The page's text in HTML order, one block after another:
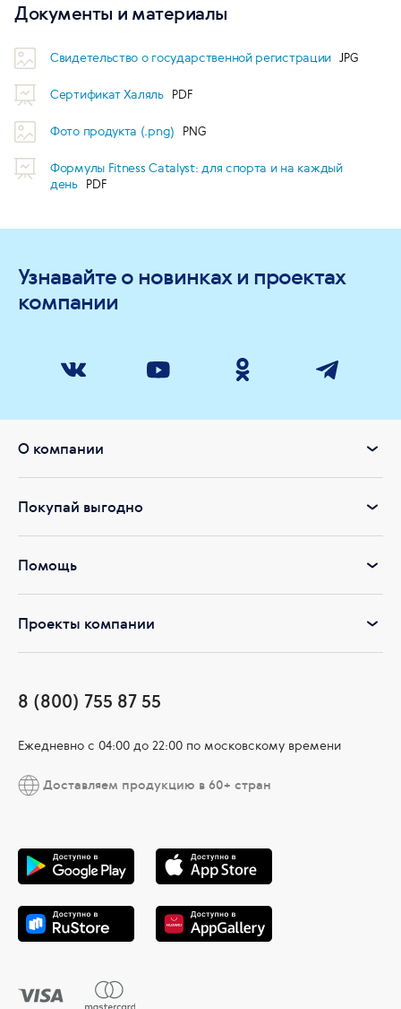
Документы и материалы
Свидетельство о государственной регистрации
Сертификат Халяль
Фото продукта (.png)
Формулы Fitness Catalyst: для спорта и на каждый
день
Узнавайте о новинках и проектах
компании
О компании
Покупай выгодно
Помощь
Проекты компании
8 (800) 755 87 55
Ежедневно c 04:00 до 22:00 по московскому времени
Доставляем продукцию в 60+ стран